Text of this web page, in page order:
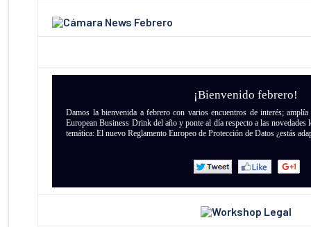
¡Bienvenido febrero!
Damos la bienvenida a febrero con varios encuentros de interés;
European Business Drink del año y ponte al día respecto a las
temática: El nuevo Reglamento Europeo de Protección de Datos ¿estás